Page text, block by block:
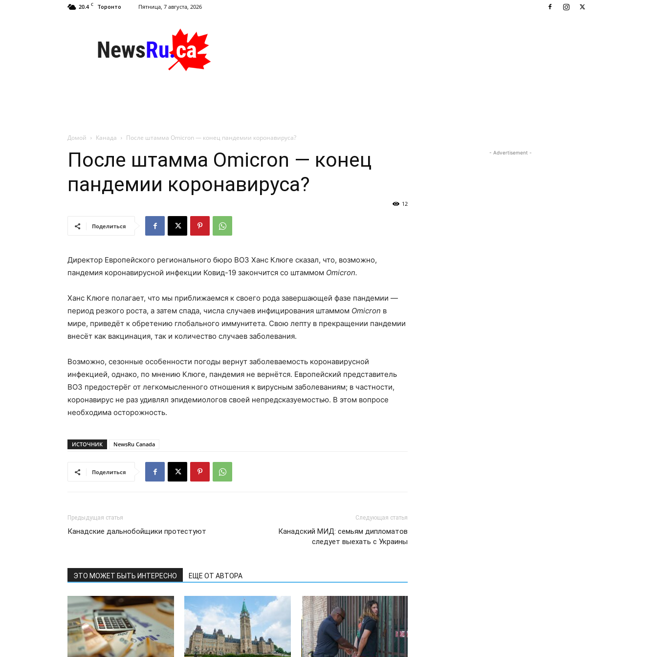
20.4 C Торонто Пятница, 7 августа, 2026
NewsRu.Ca
Домой Канада После штамма Omicron — конец пандемии коронавируса?
После штамма Omicron — конец
пандемии коронавируса?
12
Поделиться
Директор Европейского регионального бюро ВОЗ Ханс Клюге сказал, что, возможно,
пандемия коронавирусной инфекции Ковид-19 закончится со штаммом Omicron.
Ханс Клюге полагает, что мы приближаемся к своего рода завершающей фазе пандемии —
период резкого роста, а затем спада, числа случаев инфицирования штаммом Omicron в
мире, приведёт к обретению глобального иммунитета. Свою лепту в прекращении пандемии
внесёт как вакцинация, так и количество случаев заболевания.
Возможно, сезонные особенности погоды вернут заболеваемость коронавирусной
инфекцией, однако, по мнению Клюге, пандемия не вернётся. Европейский представитель
ВОЗ предостерёг от легкомысленного отношения к вирусным заболеваниям; в частности,
коронавирус не раз удивлял эпидемиологов своей непредсказуемостью. В этом вопросе
необходима осторожность.
ИСТОЧНИК NewsRu Canada
Поделиться
Предыдущая статья
Канадские дальнобойщики протестуют
Следующая статья
Канадский МИД: семьям дипломатов
следует выехать с Украины
ЭТО МОЖЕТ БЫТЬ ИНТЕРЕСНО ЕЩЕ ОТ АВТОРА
- Advertisement -